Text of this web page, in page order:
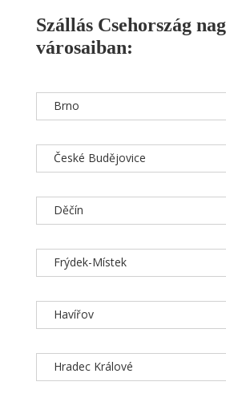
Szállás Csehország
városaiban:
Brno
České Budějovice
Děčín
Frýdek-Místek
Havířov
Hradec Králové